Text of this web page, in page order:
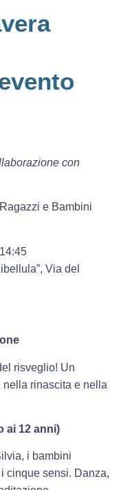
con
e Bambini
14:45
Via del
risveglio! Un
rinascita e nella
ai 12 anni)
i bambini
cinque sensi. Danza,